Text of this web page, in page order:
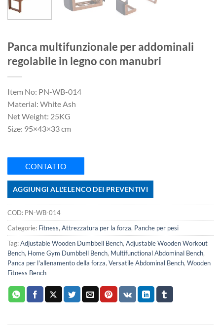
Panca multifunzionale per addominali
regolabile in legno con manubri
Item No: PN-WB-014
Material: White Ash
Net Weight: 25KG
Size: 95×43×33 cm
CONTATTO
AGGIUNGI ALL'ELENCO DEI PREVENTIVI
COD: PN-WB-014
Categorie: Fitness, Attrezzatura per la forza, Panche per pesi
Tag:Adjustable Wooden Dumbbell Bench, Adjustable Wooden Workout
Bench, Home Gym Dumbbell Bench, Multifunctional Abdominal Bench,
Panca per l'allenamento della forza, Versatile Abdominal Bench, Wooden
Fitness Bench